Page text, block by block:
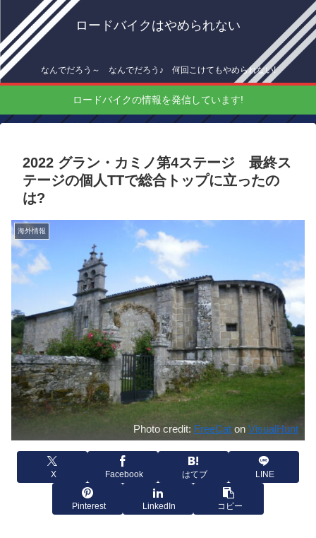
ロードバイクはやめられない
なんでだろう～ なんでだろう♪ 何回こけてもやめられない!
ロードバイクの情報を発信しています!
2022 グラン・カミノ第4ステージ 最終ス
テージの個人TTで総合トップに立ったの
は?
海外情報
Photo credit: FreeCaton VisualHunt
X Facebook はてブ LINE
Pinterest LinkedIn コピー